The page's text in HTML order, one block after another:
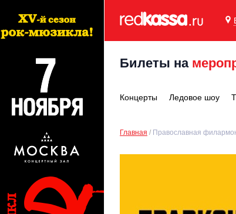
Билеты на
Концерты Ледовое шоу
Главная Православная